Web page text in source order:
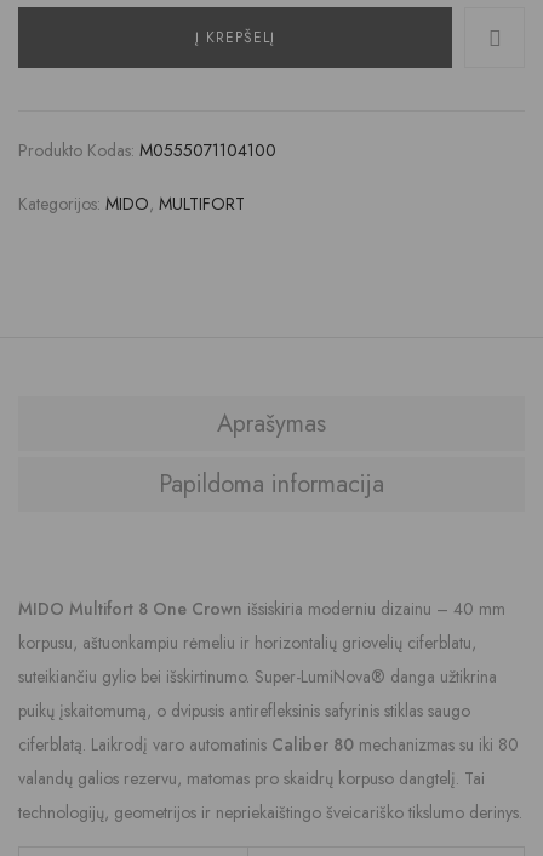
Į KREPŠELĮ
Produkto Kodas: M0555071104100
Kategorijos: MIDO, MULTIFORT
Aprašymas
Papildoma informacija
MIDO Multifort 8 One Crown išsiskiria moderniu dizainu – 40 mm
korpusu, aštuonkampiu rėmeliu ir horizontalių griovelių ciferblatu,
suteikiančiu gylio bei išskirtinumo. Super-LumiNova® danga užtikrina
puikų įskaitomumą, o dvipusis antirefleksinis safyrinis stiklas saugo
ciferblatą. Laikrodį varo automatinis Caliber 80 mechanizmas su iki 80
valandų galios rezervu, matomas pro skaidrų korpuso dangtelį. Tai
technologijų, geometrijos ir nepriekaištingo šveicariško tikslumo derinys.